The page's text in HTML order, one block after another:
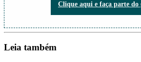
Clique aqui e faça parte do
Leia também